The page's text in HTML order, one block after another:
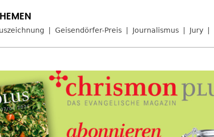
Geisendörfer-Preis Journalismus Jury